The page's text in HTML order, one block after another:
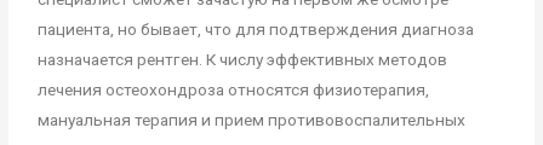
пациента, но бывает, что для подтверждения диагноза
назначается рентген. К числу эффективных методов
лечения остеохондроза относятся физиотерапия,
мануальная терапия и прием противовоспалительных